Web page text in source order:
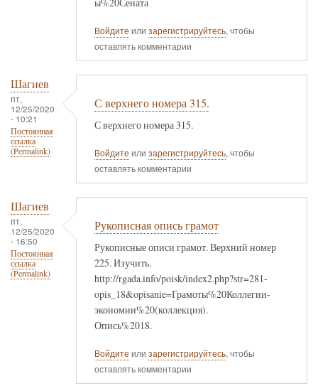
Войдите или зарегистрируйтесь, чтобы
оставлять комментарии
Шагиев
пт,
12/25/2020
- 10:21
Постоянная
ссылка
(Permalink)
С верхнего номера 315.
С верхнего номера 315.
Войдите или зарегистрируйтесь, чтобы
оставлять комментарии
Шагиев
пт,
12/25/2020
- 16:50
Постоянная
ссылка
(Permalink)
Рукописная опись грамот
Рукописные описи грамот. Верхний номер
225. Изучить.
http://rgada.info/poisk/index2.php?str=281-
opis_18&opisanie=Грамоты%20Коллегии-
экономии%20(коллекция).
Опись%2018.
Войдите или зарегистрируйтесь, чтобы
оставлять комментарии